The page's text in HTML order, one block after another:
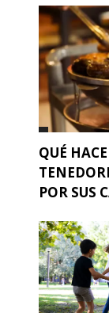
QUÉ
POR SUS